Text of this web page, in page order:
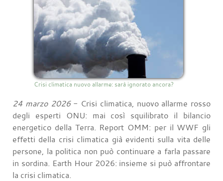
Crisi climatica nuovo allarme: sarà ignorato ancora?
24 marzo 2026- Crisi climatica, nuovo allarme rosso
degli esperti ONU: mai così squilibrato il bilancio
energetico della Terra. Report OMM: per il WWF gli
effetti della crisi climatica già evidenti sulla vita delle
persone, la politica non può continuare a farla passare
in sordina. Earth Hour 2026: insieme si può affrontare
la crisi climatica.